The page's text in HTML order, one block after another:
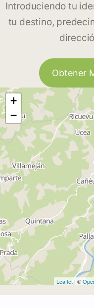
Introduciendo tu
tu destino,
Obtener
+
−
Leaflet| ©